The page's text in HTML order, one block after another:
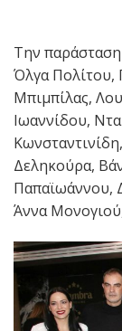
Την παράσταση
Όλγα Πολίτου,
Μπιμπίλας,
Ιωαννίδου,
Δεληκούρα,
Παπαϊωάννου,
Άννα